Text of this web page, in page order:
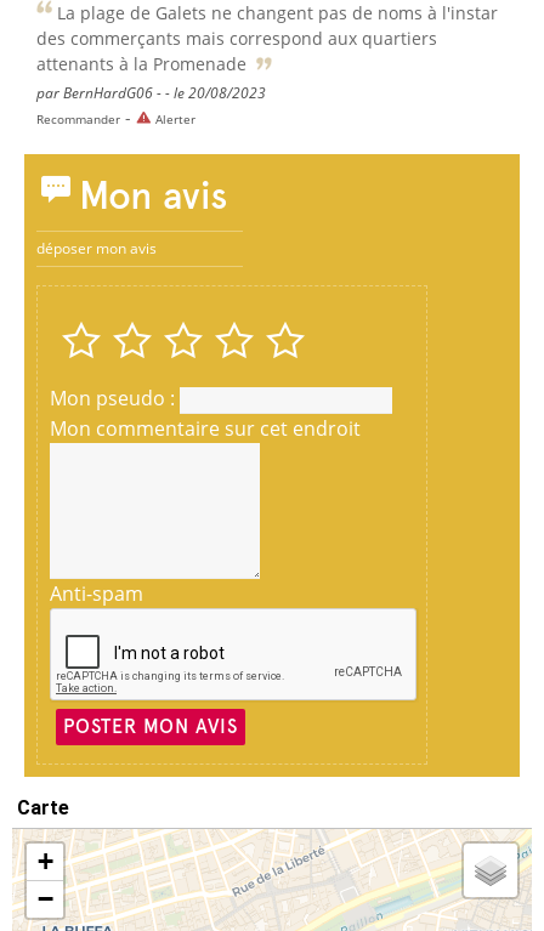
La plage de Galets ne changent pas de noms à l'instar
des commerçants mais correspond aux quartiers
attenants à la Promenade
par BernHardG06 - - le 20/08/2023
Recommander - Alerter
Mon avis
déposer mon avis
Mon pseudo :
Mon commentaire sur cet endroit
Anti-spam
POSTER MON AVIS
Carte
+
−